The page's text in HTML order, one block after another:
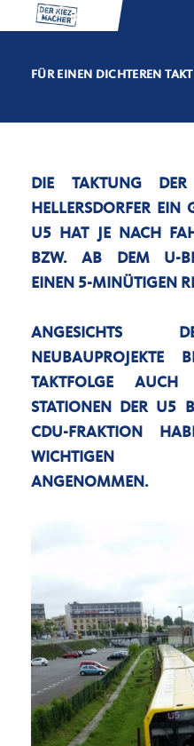
FÜR EINEN DICHTEREN
DIE TAKTUNG
HELLERSDORFER EIN
5 HAT JE NACH
ZW. AB DEM U-
INEN 5-MINÜTIGEN
ANGESICHTS
NEUBAUPROJEKTE
TAKTFOLGE
STATIONEN DER U5
CDU-FRAKTION
WICHTIGEN
ANGENOMMEN.